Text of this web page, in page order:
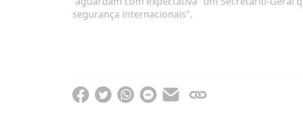
segurança internacionais”.